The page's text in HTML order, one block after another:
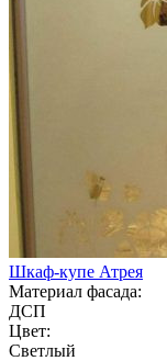
Шкаф-купе Атрея
Материал фасада:
ДСП
Цвет:
Светлый